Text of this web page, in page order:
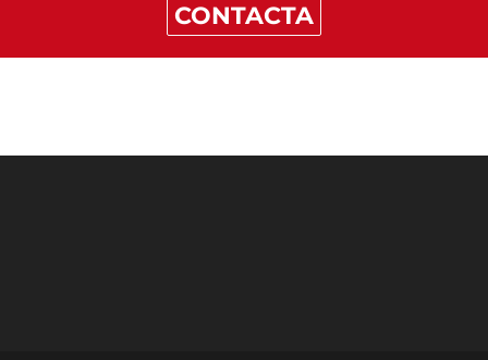
CONTACTA